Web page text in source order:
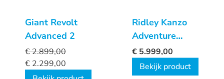
Giant Revolt
Advanced 2
€2.899,00
€ 2.299,00
Ridley Kanzo
Adventure
Sram Force
XPLR
€ 5.999,00
Bekijk product